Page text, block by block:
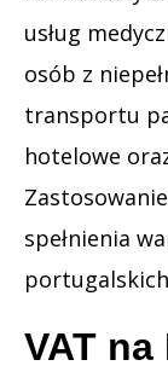
usług
osób z
transportu
hotelowe
spełnienia
VAT